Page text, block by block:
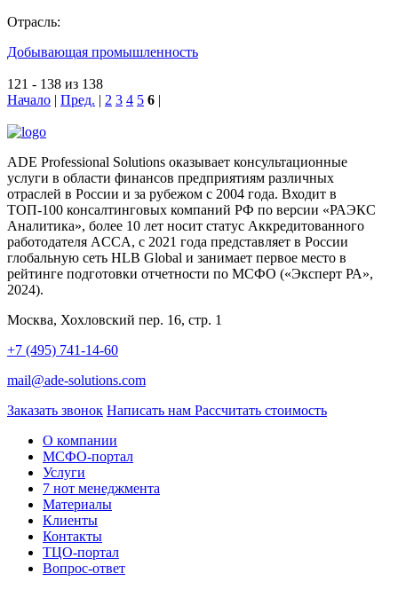
Отрасль:
Добывающая промышленность
121 - 138 из 138
Начало | Пред. | 2 3 4 5 6 |
ADE Professional Solutions оказывает консультационные
услуги в области финансов предприятиям различных
отраслей в России и за рубежом с 2004 года. Входит в
ТОП-100 консалтинговых компаний РФ по версии «РАЭКС
Аналитика», более 10 лет носит статус Аккредитованного
работодателя ACCA, с 2021 года представляет в России
глобальную сеть HLB Global и занимает первое место в
рейтинге подготовки отчетности по МСФО («Эксперт РА»,
2024).
Москва, Хохловский пер. 16, стр. 1
+7 (495) 741-14-60
mail@ade-solutions.com
Заказать звонок Написать нам Рассчитать стоимость
О компании
МСФО-портал
Услуги
7 нот менеджмента
Материалы
Клиенты
Контакты
ТЦО-портал
Вопрос-ответ